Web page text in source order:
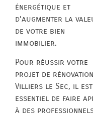
énergétique et
d’augmenter la
de votre bien
immobilier.
Pour réussir votre
projet de
Villiers le Sec, il est
essentiel de faire
à des